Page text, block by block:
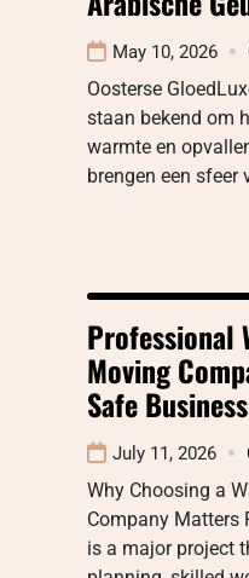
May 10, 2026
Oosterse
staan bekend om
warmte en
brengen een sfeer
Professional
Moving
Safe
July 11, 2026
Why Choosing a
Company Matters
is a major project